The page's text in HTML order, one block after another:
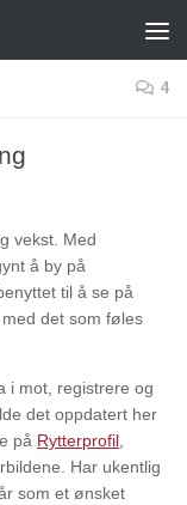
4
vekst. Med
å by på
til å se på
det som føles
i mot, registrere og
det oppdatert her
på Rytterprofil,
Har ukentlig
som et ønsket